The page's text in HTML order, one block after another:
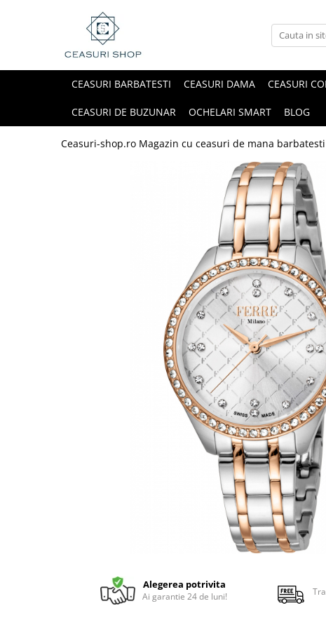
CEASURI BARBATESTI CEASURI DAMA CEASURI
CEASURI DE BUZUNAR OCHELARI SMART BLOG
Ceasuri-shop.ro Magazin cu ceasuri de mana
Alegerea potrivita
Ai garantie 24 de luni!